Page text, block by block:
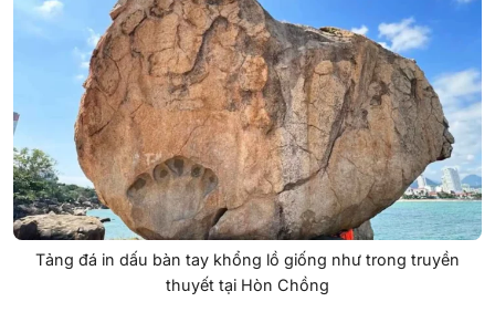
Tảng đá in dấu bàn tay khổng lồ giống như trong truyền
thuyết tại Hòn Chồng